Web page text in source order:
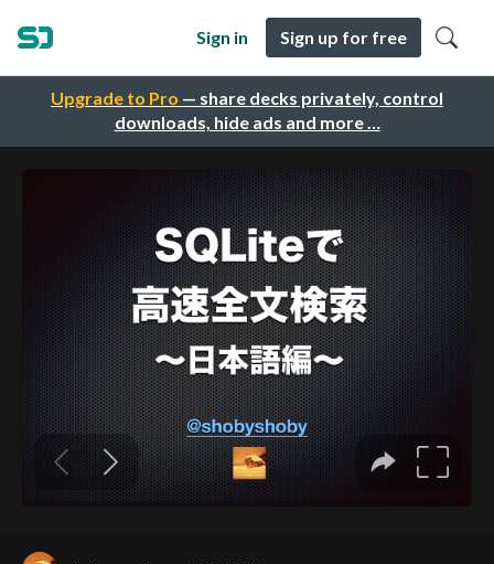
Upgrade to Pro — share decks privately, control
downloads, hide ads and more …
Sign in Sign up for free